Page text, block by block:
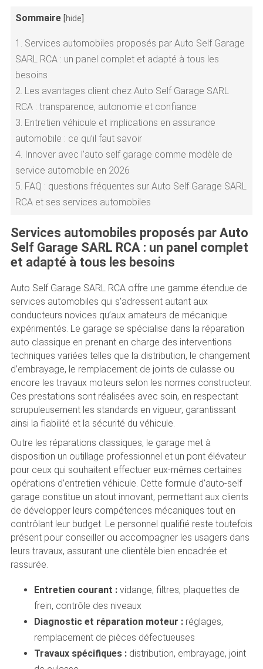
Sommaire hide
1. Services automobiles proposés par Auto Self Garage
SARL RCA : un panel complet et adapté à tous les
besoins
2. Les avantages client chez Auto Self Garage SARL
RCA : transparence, autonomie et confiance
3. Entretien véhicule et implications en assurance
automobile : ce qu’il faut savoir
4. Innover avec l’auto self garage comme modèle de
service automobile en 2026
5. FAQ : questions fréquentes sur Auto Self Garage SARL
RCA et ses services automobiles
Services automobiles proposés par Auto
Self Garage SARL RCA : un panel complet
et adapté à tous les besoins
Auto Self Garage SARL RCA offre une gamme étendue de
services automobiles qui s’adressent autant aux
conducteurs novices qu’aux amateurs de mécanique
expérimentés. Le garage se spécialise dans la réparation
auto classique en prenant en charge des interventions
techniques variées telles que la distribution, le changement
d’embrayage, le remplacement de joints de culasse ou
encore les travaux moteurs selon les normes constructeur.
Ces prestations sont réalisées avec soin, en respectant
scrupuleusement les standards en vigueur, garantissant
ainsi la fiabilité et la sécurité du véhicule.
Outre les réparations classiques, le garage met à
disposition un outillage professionnel et un pont élévateur
pour ceux qui souhaitent effectuer eux-mêmes certaines
opérations d’entretien véhicule. Cette formule d’auto-self
garage constitue un atout innovant, permettant aux clients
de développer leurs compétences mécaniques tout en
contrôlant leur budget. Le personnel qualifié reste toutefois
présent pour conseiller ou accompagner les usagers dans
leurs travaux, assurant une clientèle bien encadrée et
rassurée.
Entretien courant :vidange, filtres, plaquettes de
frein, contrôle des niveaux
Diagnostic et réparation moteur :réglages,
remplacement de pièces défectueuses
Travaux spécifiques :distribution, embrayage, joint